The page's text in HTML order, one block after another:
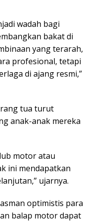
wadah bagi
bakat di
yang terarah,
profesional, tetapi
di ajang resmi,”
tua turut
anak-anak mereka
motor atau
ini mendapatkan
ujarnya.
optimistis para
balap motor dapat